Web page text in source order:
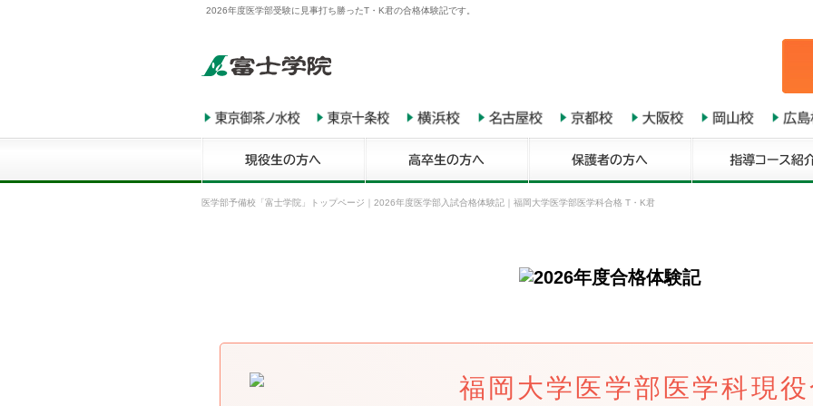
2026年度医学部受験に見事打ち勝ったT・K君の合格体験記です。
医学部予備校「富士学院」トップページ 2026年度医学部入試合格体験記 福岡大学医学部医学科合格 T・K君
福岡大学医学部医学科現